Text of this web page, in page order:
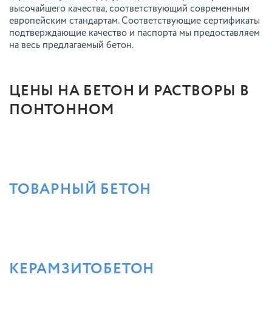
высочайшего качества, соответствующий современным
европейским стандартам. Соответствующие сертификаты
подтверждающие качество и паспорта мы предоставляем
на весь предлагаемый бетон.
ЦЕНЫ НА БЕТОН И РАСТВОРЫ В
ПОНТОННОМ
ТОВАРНЫЙ БЕТОН
КЕРАМЗИТОБЕТОН